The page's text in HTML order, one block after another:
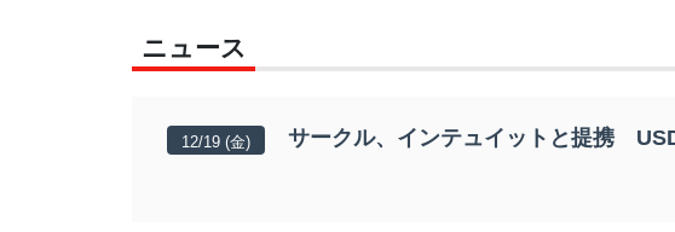
ニュース
12/19 (金) サークル、インテュイットと提携